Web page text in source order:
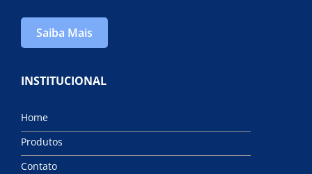
Saiba Mais
INSTITUCIONAL
Home
Produtos
Contato